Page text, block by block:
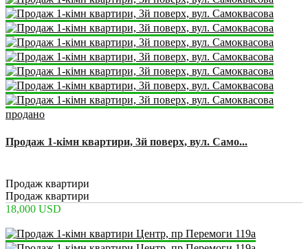
продано
Продаж 1-кімн квартири, 3й поверх, вул. Само...
Продаж квартири
Продаж квартири
18,000 USD